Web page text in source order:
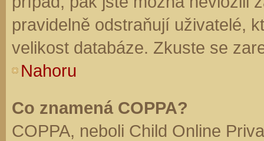
pravidelně odstraňují uživatelé,
velikost databáze. Zkuste se
Nahoru
Co znamená COPPA?
COPPA, neboli Child Online